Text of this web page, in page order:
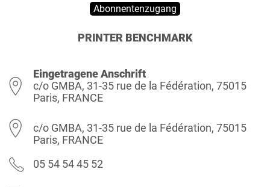
Abonnentenzugang
PRINTER BENCHMARK
Eingetragene Anschrift
c/o GMBA, 31-35 rue de la Fédération, 75015
Paris, FRANCE
c/o GMBA, 31-35 rue de la Fédération, 75015
Paris, FRANCE
05 54 54 45 52